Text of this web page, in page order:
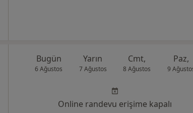
Bugün
6 Ağustos
Yarın
7 Ağustos
Cmt,
8 Ağustos
Paz,
9
Online randevu erişime kapalı